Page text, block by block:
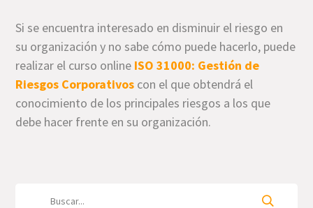
Si se encuentra interesado en disminuir el riesgo en
su organización y no sabe cómo puede hacerlo, puede
realizar el curso online ISO 31000: Gestión de
Riesgos Corporativos con el que obtendrá el
conocimiento de los principales riesgos a los que
debe hacer frente en su organización.